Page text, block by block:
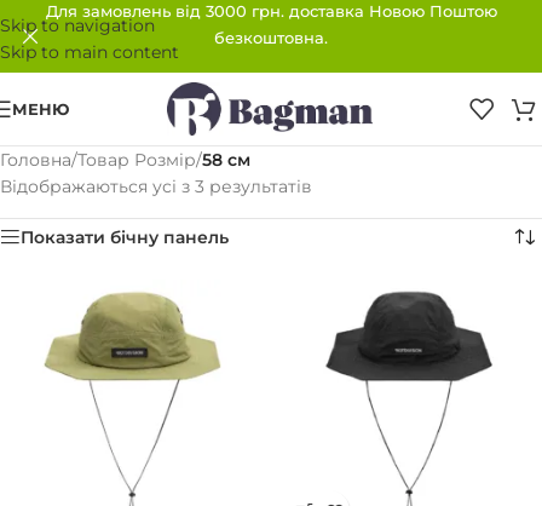
Skip to navigation
Skip to main content
Для замовлень від 3000 грн. доставка Новою Поштою
безкоштовна.
МЕНЮ
Головна/Товар Розмір/58 см
Відображаються усі з 3 результатів
Показати бічну панель